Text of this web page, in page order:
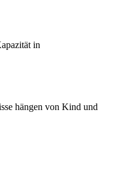
in
hängen von Kind und